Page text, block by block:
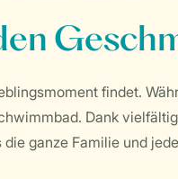
findet.
Dank
ganze Familie und